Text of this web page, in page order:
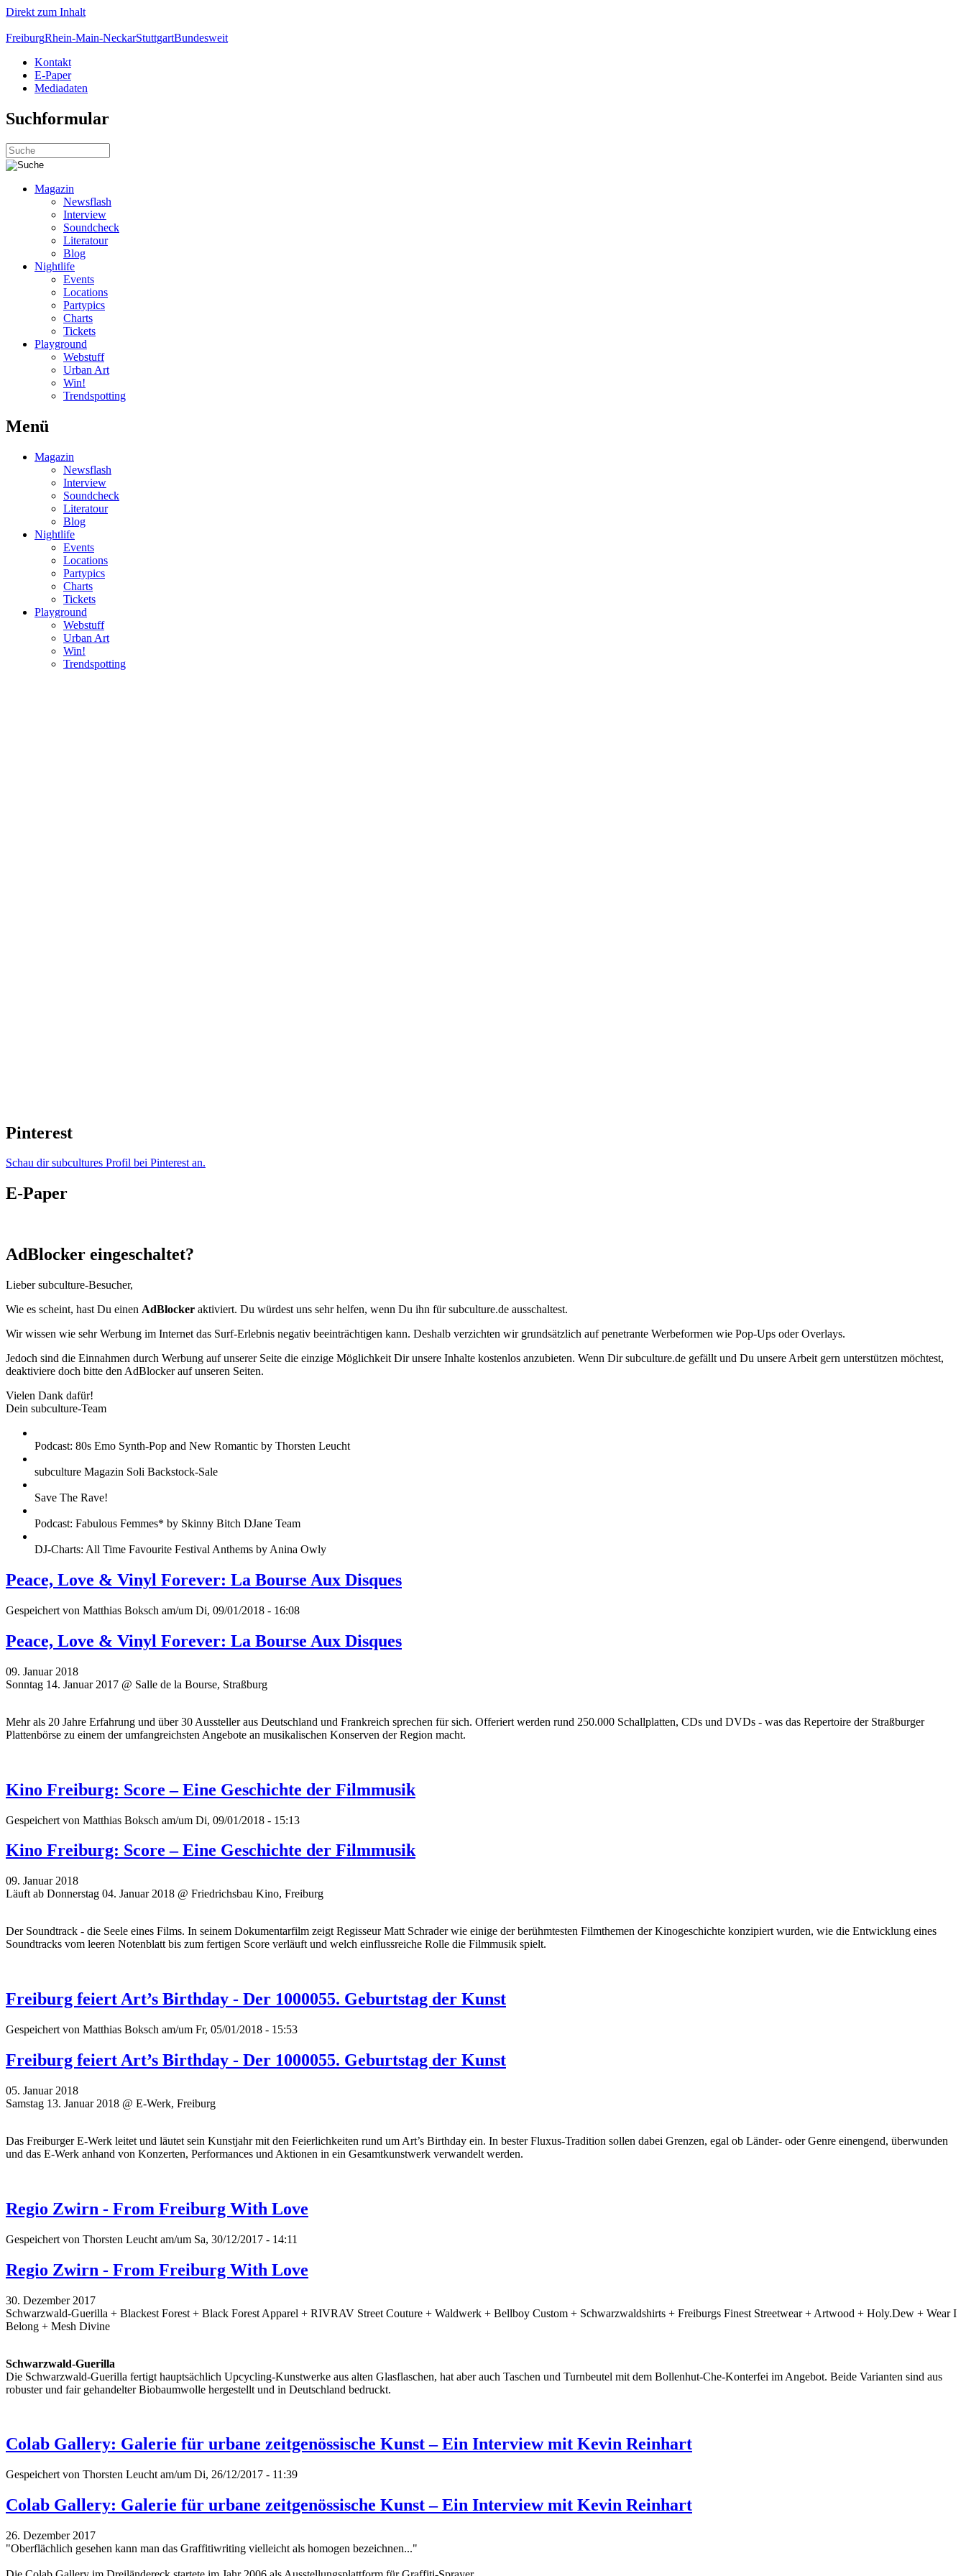
Direkt zum Inhalt
FreiburgRhein-Main-NeckarStuttgartBundesweit
Kontakt
E-Paper
Mediadaten
Suchformular
Magazin
Newsflash
Interview
Soundcheck
Literatour
Blog
Nightlife
Events
Locations
Partypics
Charts
Tickets
Playground
Webstuff
Urban Art
Win!
Trendspotting
Menü
Magazin
Newsflash
Interview
Soundcheck
Literatour
Blog
Nightlife
Events
Locations
Partypics
Charts
Tickets
Playground
Webstuff
Urban Art
Win!
Trendspotting
Pinterest
Schau dir subcultures Profil bei Pinterest an.
E-Paper
AdBlocker eingeschaltet?
Lieber subculture-Besucher,
Wie es scheint, hast Du einen AdBlocker aktiviert. Du würdest uns sehr helfen, wenn Du ihn für subculture.de ausschaltest.
Wir wissen wie sehr Werbung im Internet das Surf-Erlebnis negativ beeinträchtigen kann. Deshalb verzichten wir grundsätzlich auf penetrante Werbeformen wie Pop-Ups oder Overlays.
Jedoch sind die Einnahmen durch Werbung auf unserer Seite die einzige Möglichkeit Dir unsere Inhalte kostenlos anzubieten. Wenn Dir subculture.de gefällt und Du unsere Arbeit gern unterstützen möchtest,
deaktiviere doch bitte den AdBlocker auf unseren Seiten.
Vielen Dank dafür!
Dein subculture-Team
Podcast: 80s Emo Synth-Pop and New Romantic by Thorsten Leucht
subculture Magazin Soli Backstock-Sale
Save The Rave!
Podcast: Fabulous Femmes* by Skinny Bitch DJane Team
DJ-Charts: All Time Favourite Festival Anthems by Anina Owly
Peace, Love & Vinyl Forever: La Bourse Aux Disques
Gespeichert von Matthias Boksch am/um Di, 09/01/2018 - 16:08
Peace, Love & Vinyl Forever: La Bourse Aux Disques
09. Januar 2018
Sonntag 14. Januar 2017 @ Salle de la Bourse, Straßburg
Mehr als 20 Jahre Erfahrung und über 30 Aussteller aus Deutschland und Frankreich sprechen für sich. Offeriert werden rund 250.000 Schallplatten, CDs und DVDs - was das Repertoire der Straßburger
Plattenbörse zu einem der umfangreichsten Angebote an musikalischen Konserven der Region macht.
Kino Freiburg: Score – Eine Geschichte der Filmmusik
Gespeichert von Matthias Boksch am/um Di, 09/01/2018 - 15:13
Kino Freiburg: Score – Eine Geschichte der Filmmusik
09. Januar 2018
Läuft ab Donnerstag 04. Januar 2018 @ Friedrichsbau Kino, Freiburg
Der Soundtrack - die Seele eines Films. In seinem Dokumentarfilm zeigt Regisseur Matt Schrader wie einige der berühmtesten Filmthemen der Kinogeschichte konzipiert wurden, wie die Entwicklung eines
Soundtracks vom leeren Notenblatt bis zum fertigen Score verläuft und welch einflussreiche Rolle die Filmmusik spielt.
Freiburg feiert Art’s Birthday - Der 1000055. Geburtstag der Kunst
Gespeichert von Matthias Boksch am/um Fr, 05/01/2018 - 15:53
Freiburg feiert Art’s Birthday - Der 1000055. Geburtstag der Kunst
05. Januar 2018
Samstag 13. Januar 2018 @ E-Werk, Freiburg
Das Freiburger E-Werk leitet und läutet sein Kunstjahr mit den Feierlichkeiten rund um Art’s Birthday ein. In bester Fluxus-Tradition sollen dabei Grenzen, egal ob Länder- oder Genre einengend, überwunden
und das E-Werk anhand von Konzerten, Performances und Aktionen in ein Gesamtkunstwerk verwandelt werden.
Regio Zwirn - From Freiburg With Love
Gespeichert von Thorsten Leucht am/um Sa, 30/12/2017 - 14:11
Regio Zwirn - From Freiburg With Love
30. Dezember 2017
Schwarzwald-Guerilla + Blackest Forest + Black Forest Apparel + RIVRAV Street Couture + Waldwerk + Bellboy Custom + Schwarzwaldshirts + Freiburgs Finest Streetwear + Artwood + Holy.Dew + Wear I
Belong + Mesh Divine
Schwarzwald-Guerilla
Die Schwarzwald-Guerilla fertigt hauptsächlich Upcycling-Kunstwerke aus alten Glasflaschen, hat aber auch Taschen und Turnbeutel mit dem Bollenhut-Che-Konterfei im Angebot. Beide Varianten sind aus
robuster und fair gehandelter Biobaumwolle hergestellt und in Deutschland bedruckt.
Colab Gallery: Galerie für urbane zeitgenössische Kunst – Ein Interview mit Kevin Reinhart
Gespeichert von Thorsten Leucht am/um Di, 26/12/2017 - 11:39
Colab Gallery: Galerie für urbane zeitgenössische Kunst – Ein Interview mit Kevin Reinhart
26. Dezember 2017
"Oberflächlich gesehen kann man das Graffitiwriting vielleicht als homogen bezeichnen..."